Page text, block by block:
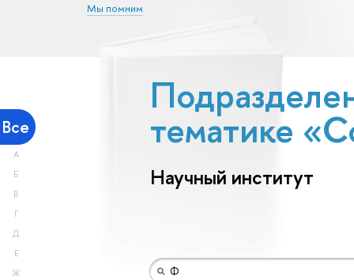
Мы помним
Все
А
Б
В
Г
Д
Е
Ж
тематике
Научный институт